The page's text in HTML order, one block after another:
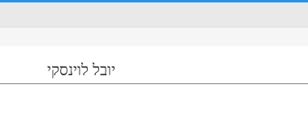
יובל לוינסקי